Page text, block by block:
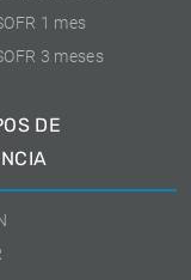
1 mes
3 meses
DE